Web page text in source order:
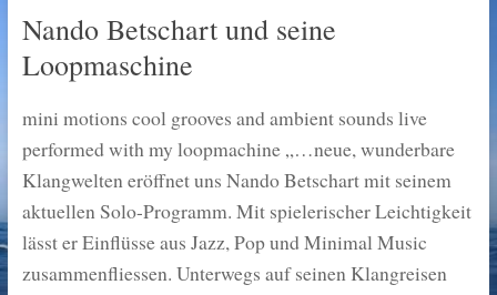
Nando Betschart und seine
Loopmaschine
mini motions cool grooves and ambient sounds live
performed with my loopmachine „…neue, wunderbare
Klangwelten eröffnet uns Nando Betschart mit seinem
aktuellen Solo-Programm. Mit spielerischer Leichtigkeit
lässt er Einflüsse aus Jazz, Pop und Minimal Music
zusammenfliessen. Unterwegs auf seinen Klangreisen